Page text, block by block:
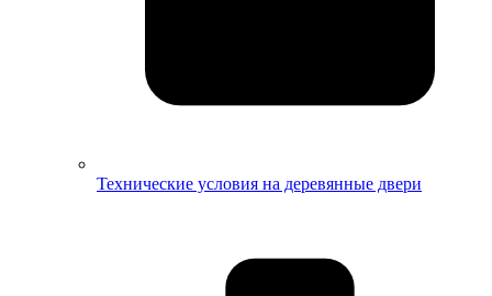
Технические условия на деревянные двери